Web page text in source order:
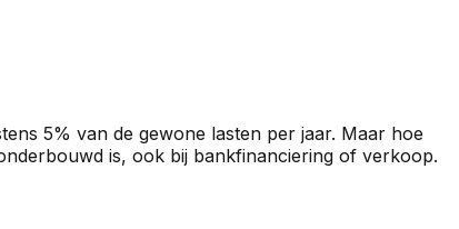
5% van de gewone lasten per jaar. Maar hoe
is, ook bij bankfinanciering of verkoop.